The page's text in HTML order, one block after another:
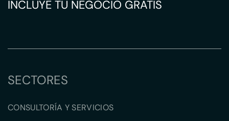
INCLUYE TU NEGOCIO GRATIS
SECTORES
CONSULTORÍA Y SERVICIOS